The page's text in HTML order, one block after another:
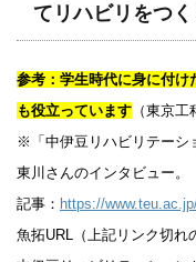
てリハビリをつ
参考：学生時代に身に付け
も役立っています （東京
※「中伊豆リハビリテーシ
東川さんのインタビュー。
記事： https://
魚拓URL（上記リンク切れ